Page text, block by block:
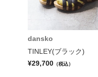
dansko
TINLEY(ブラック)
¥29,700 （税込）